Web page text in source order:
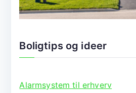
Boligtips og ideer
Alarmsystem til erhverv